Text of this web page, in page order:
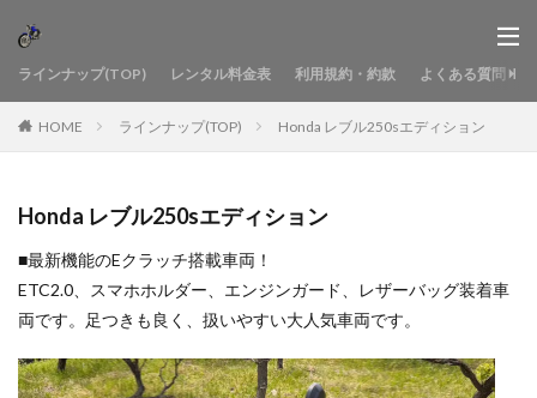
ラインナップ(TOP) レンタル料金表 利用規約・約款 よくある質問
HOME ラインナップ(TOP) Honda レブル250sエディション
Honda レブル250sエディション
■最新機能のEクラッチ搭載車両！
ETC2.0、スマホホルダー、エンジンガード、レザーバッグ装着車
両です。足つきも良く、扱いやすい大人気車両です。